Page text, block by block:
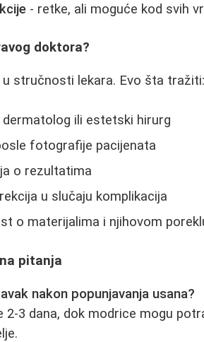
- retke, ali moguće kod svih
doktora?
u stručnosti lekara. Evo šta tražiti:
dermatolog ili estetski hirurg
fotografije pacijenata
o rezultatima
u slučaju komplikacija
o materijalima i njihovom
pitanja
nakon popunjavanja usana?
2-3 dana, dok modrice mogu